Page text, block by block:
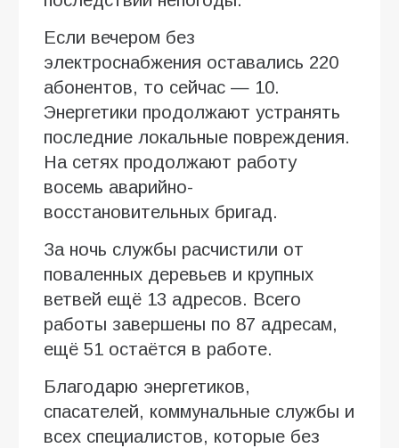
Если вечером без
электроснабжения оставались 220
абонентов, то сейчас — 10.
Энергетики продолжают устранять
последние локальные повреждения.
На сетях продолжают работу
восемь аварийно-
восстановительных бригад.
За ночь службы расчистили от
поваленных деревьев и крупных
ветвей ещё 13 адресов. Всего
работы завершены по 87 адресам,
ещё 51 остаётся в работе.
Благодарю энергетиков,
спасателей, коммунальные службы и
всех специалистов, которые без